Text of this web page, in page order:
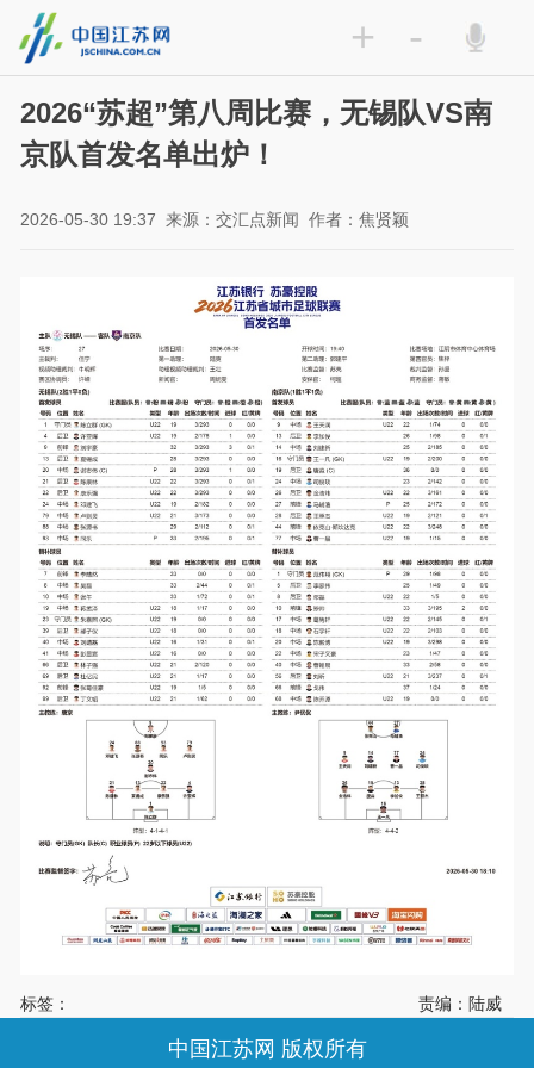
+ -
2026“苏超”第八周比赛，无锡队VS南
京队首发名单出炉！
2026-05-30 19:37 来源：交汇点新闻 作者：焦贤颖
标签： 责编：陆威
中国江苏网 版权所有